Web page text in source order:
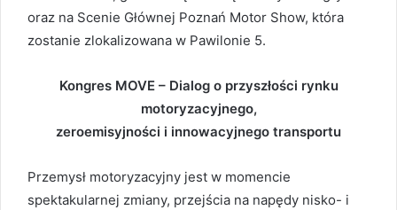
oraz na Scenie Głównej Poznań Motor Show, która
zostanie zlokalizowana w Pawilonie 5.
Kongres MOVE – Dialog o przyszłości rynku
motoryzacyjnego,
zeroemisyjności i innowacyjnego transportu
Przemysł motoryzacyjny jest w momencie
spektakularnej zmiany, przejścia na napędy nisko- i